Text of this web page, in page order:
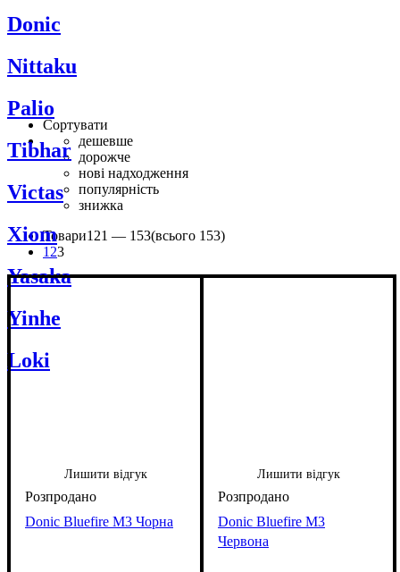
Donic
Nittaku
Palio
Tibhar
Victas
Xiom
Yasaka
Yinhe
Loki
Сортувати
дешевше
дорожче
нові надходження
популярність
знижка
Товари121 — 153(всього 153)
1 23
Лишити відгук
Donic Bluefire M3 Чорна
Лишити відгук
Donic Bluefire M3
Червона